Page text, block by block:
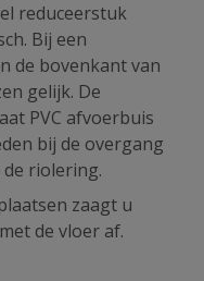
reduceerstuk
Bij een
de bovenkant van
gelijk. De
PVC afvoerbuis
bij de overgang
riolering.
zaagt u
de vloer af.